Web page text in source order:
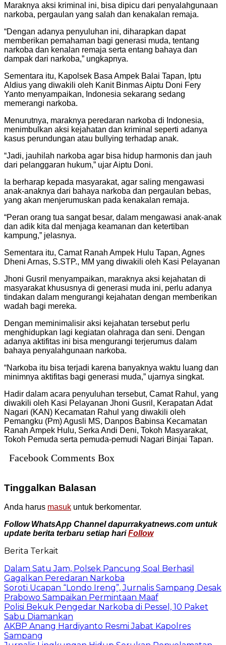
Maraknya aksi kriminal ini, bisa dipicu dari penyalahgunaan
narkoba, pergaulan yang salah dan kenakalan remaja.
“Dengan adanya penyuluhan ini, diharapkan dapat
memberikan pemahaman bagi generasi muda, tentang
narkoba dan kenalan remaja serta entang bahaya dan
dampak dari narkoba,” ungkapnya.
Sementara itu, Kapolsek Basa Ampek Balai Tapan, Iptu
Aldius yang diwakili oleh Kanit Binmas Aiptu Doni Fery
Yanto menyampaikan, Indonesia sekarang sedang
memerangi narkoba.
Menurutnya, maraknya peredaran narkoba di Indonesia,
menimbulkan aksi kejahatan dan kriminal seperti adanya
kasus perundungan atau bullying terhadap anak.
“Jadi, jauhilah narkoba agar bisa hidup harmonis dan jauh
dari pelanggaran hukum,” ujar Aiptu Doni.
Ia berharap kepada masyarakat, agar saling mengawasi
anak-anaknya dari bahaya narkoba dan pergaulan bebas,
yang akan menjerumuskan pada kenakalan remaja.
“Peran orang tua sangat besar, dalam mengawasi anak-anak
dan adik kita dal menjaga keamanan dan ketertiban
kampung,” jelasnya.
Sementara itu, Camat Ranah Ampek Hulu Tapan, Agnes
Dheni Arnas, S.STP., MM yang diwakili oleh Kasi Pelayanan
Jhoni Gusril menyampaikan, maraknya aksi kejahatan di
masyarakat khususnya di generasi muda ini, perlu adanya
tindakan dalam mengurangi kejahatan dengan memberikan
wadah bagi mereka.
Dengan meminimalisir aksi kejahatan tersebut perlu
menghidupkan lagi kegiatan olahraga dan seni. Dengan
adanya aktifitas ini bisa mengurangi terjerumus dalam
bahaya penyalahgunaan narkoba.
“Narkoba itu bisa terjadi karena banyaknya waktu luang dan
minimnya aktifitas bagi generasi muda,” ujarnya singkat.
Hadir dalam acara penyuluhan tersebut, Camat Rahul, yang
diwakili oleh Kasi Pelayanan Jhoni Gusril, Kerapatan Adat
Nagari (KAN) Kecamatan Rahul yang diwakili oleh
Pemangku (Pm) Agusli MS, Danpos Babinsa Kecamatan
Ranah Ampek Hulu, Serka Andi Deni, Tokoh Masyarakat,
Tokoh Pemuda serta pemuda-pemudi Nagari Binjai Tapan.
Facebook Comments Box
Tinggalkan Balasan
Anda harus masuk untuk berkomentar.
Follow WhatsApp Channel dapurrakyatnews.com untuk
update berita terbaru setiap hariFollow
Berita Terkait
Dalam Satu Jam, Polsek Pancung Soal Berhasil
Gagalkan Peredaran Narkoba
Soroti Ucapan “Londo Ireng”, Jurnalis Sampang Desak
Prabowo Sampaikan Permintaan Maaf
Polisi Bekuk Pengedar Narkoba di Pessel, 10 Paket
Sabu Diamankan
AKBP Anang Hardiyanto Resmi Jabat Kapolres
Sampang